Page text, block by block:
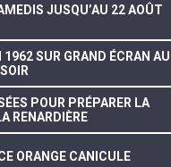
JUSQU’AU 22 AOÛT
1962 SUR GRAND ÉCRAN AU
POUR PRÉPARER LA
RENARDIÈRE
ORANGE CANICULE